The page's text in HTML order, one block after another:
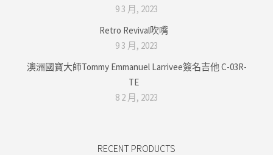
9 3 月, 2023
Retro Revival吹嘴
9 3 月, 2023
澳洲國寶大師Tommy Emmanuel Larrivee簽名吉他 C-03R-
TE
8 2 月, 2023
RECENT PRODUCTS